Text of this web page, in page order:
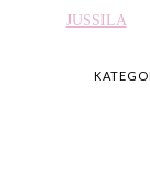
JUSSILA